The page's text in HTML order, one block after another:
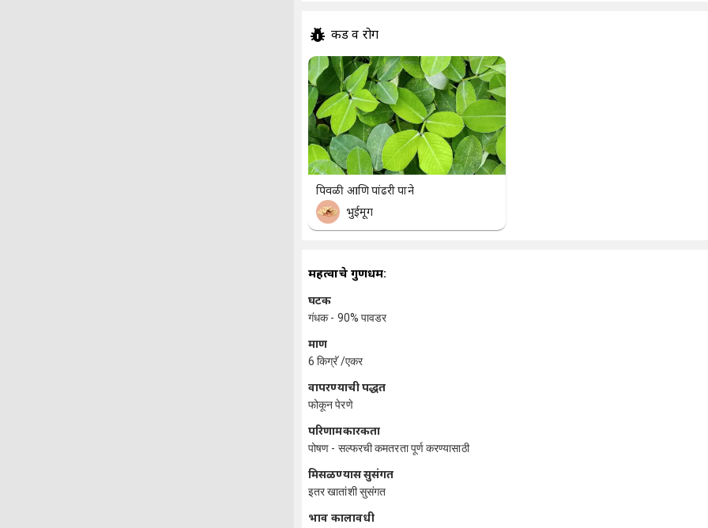
कीड व रोग
पिवळी आणि पांढरी पाने
भुईमूग
महत्वाचे गुणधर्म:
घटक
गंधक - 90% पावडर
प्रमाण
6 किग्रॅ /एकर
वापरण्याची पद्धत
फोकून पेरणे
परिणामकारकता
पोषण - सल्फरची कमतरता पूर्ण करण्यासाठी
मिसळण्यास सुसंगत
इतर खातांशी सुसंगत
प्रभाव कालावधी